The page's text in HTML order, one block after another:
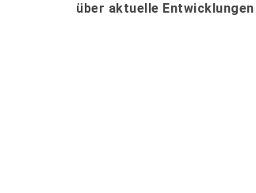
über aktuelle